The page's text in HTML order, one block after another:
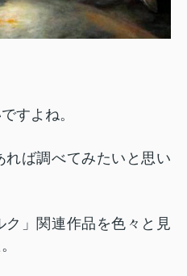
すよね。
れば調べてみたいと思い
」関連作品を色々と見